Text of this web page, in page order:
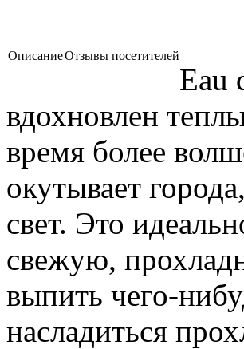
ОписаниеОтзывы посетителей
Eau
вдохновлен
время более
окутывает
свет. Это
свежую,
выпить чего-
насладиться